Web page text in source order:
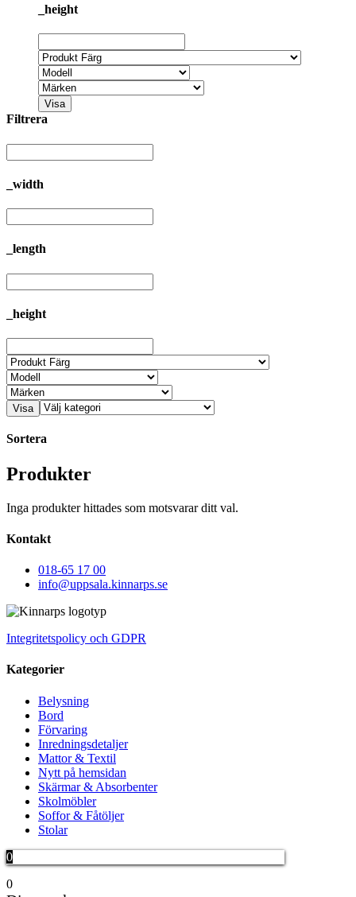
_height
Visa
Filtrera
_width
_length
_height
Visa
Sortera
Produkter
Inga produkter hittades som motsvarar ditt val.
Kontakt
018-65 17 00
info@uppsala.kinnarps.se
Integritetspolicy och GDPR
Kategorier
Belysning
Bord
Förvaring
Inredningsdetaljer
Mattor & Textil
Nytt på hemsidan
Skärmar & Absorbenter
Skolmöbler
Soffor & Fåtöljer
Stolar
0
0